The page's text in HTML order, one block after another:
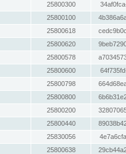
25800300
25800100
25800618
25800620
25800578
25800600
25800798
25800800
25800200
25800440
25830056
25800638